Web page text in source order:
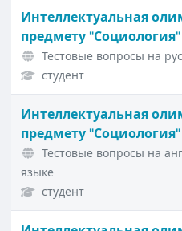
Интеллектуальная
предмету "Социология"
Тестовые вопросы на
студент
Интеллектуальная
предмету "Социология"
Тестовые вопросы на
языке
студент